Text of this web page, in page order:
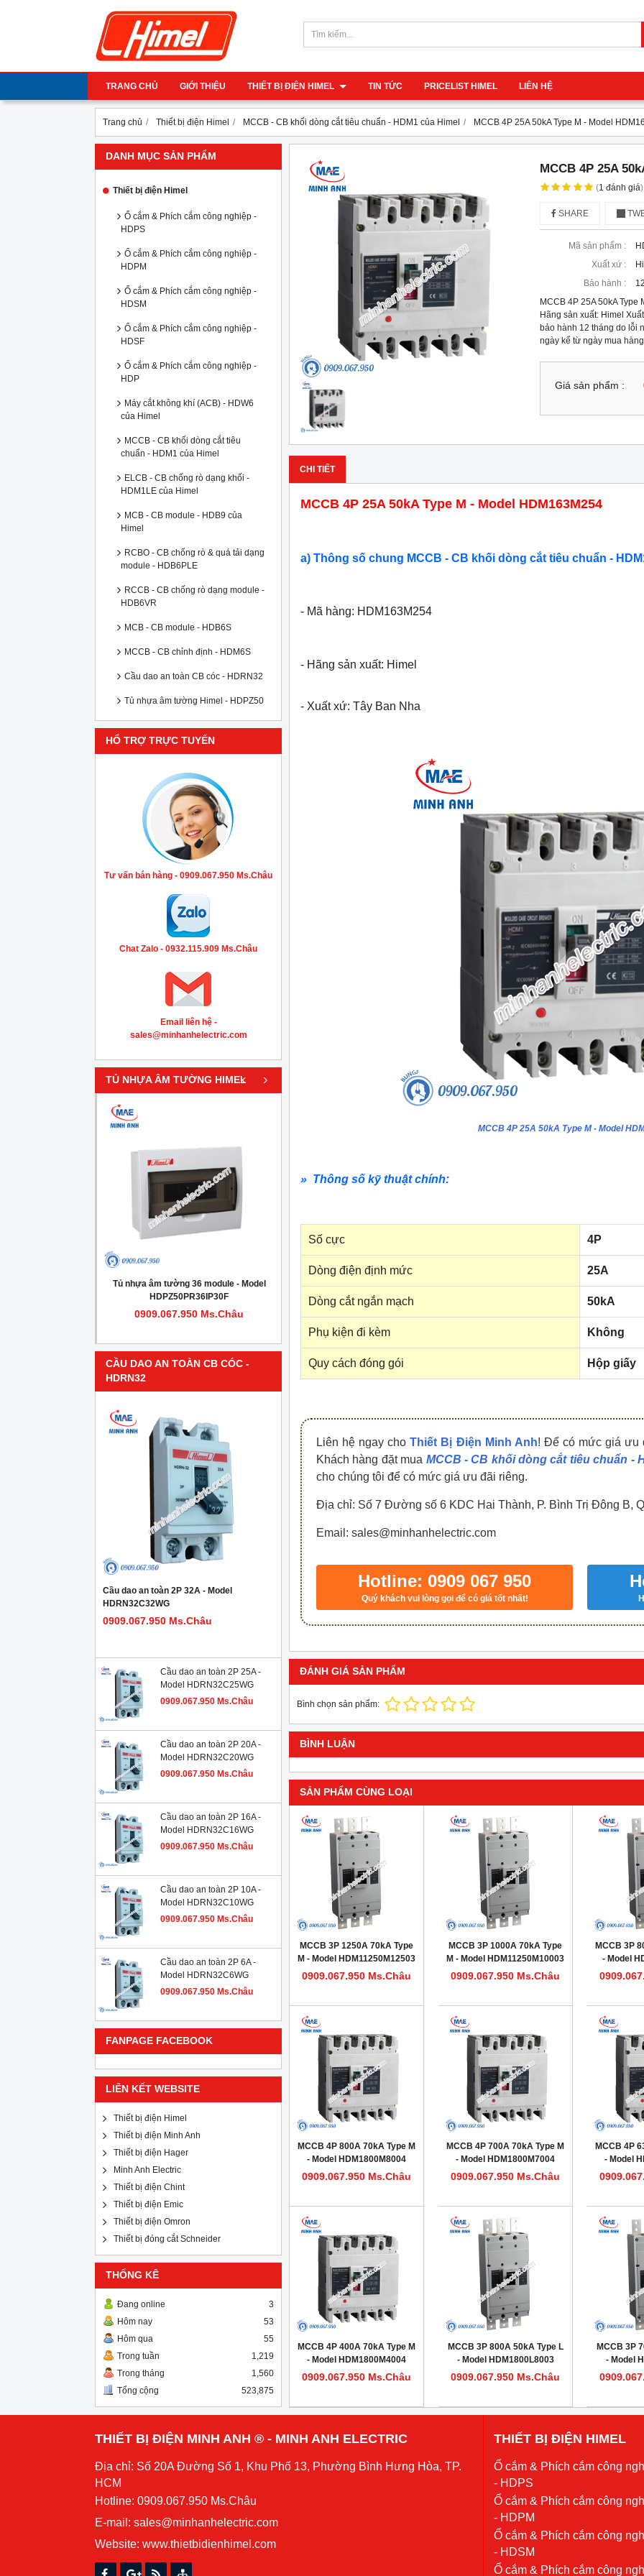
TRANG CHỦ GIỚI THIỆU THIẾT BỊ ĐIỆN HIMEL TIN TỨC PRICELIST HIMEL LIÊN HỆ
Trang chủ Thiết bị điện Himel MCCB - CB khối dòng cắt tiêu chuẩn - HDM1 của Himel MCCB 4P 25A 50kA Type M - Model
DANH MỤC SẢN PHẨM
Thiết bị điện Himel
Ổ cắm & Phích cắm công nghiệp -
HDPS
Ổ cắm & Phích cắm công nghiệp -
HDPM
Ổ cắm & Phích cắm công nghiệp -
HDSM
Ổ cắm & Phích cắm công nghiệp -
HDSF
Ổ cắm & Phích cắm công nghiệp -
HDP
Máy cắt không khí (ACB) - HDW6
của Himel
MCCB - CB khối dòng cắt tiêu
chuẩn - HDM1 của Himel
ELCB - CB chống rò dạng khối -
HDM1LE của Himel
MCB - CB module - HDB9 của
Himel
RCBO - CB chống rò & quá tải dạng
module - HDB6PLE
RCCB - CB chống rò dạng module -
HDB6VR
MCB - CB module - HDB6S
MCCB - CB chỉnh định - HDM6S
Cầu dao an toàn CB cóc - HDRN32
Tủ nhựa âm tường Himel - HDPZ50
HỔ TRỢ TRỰC TUYẾN
Tư vấn bán hàng - 0909.067.950 Ms.Châu
Chat Zalo - 0932.115.909 Ms.Châu
Email liên hệ -
sales@minhanhelectric.com
TỦ NHỰA ÂM TƯỜNG HIMEL
Tủ nhựa âm tường 36 module - Model
HDPZ50PR36IP30F
0909.067.950 Ms.Châu
Tủ nhựa âm tường 24 module - Model
HDPZ50PR24IP30F
0909.067.950 Ms.Châu
Tủ nhựa âm tường 18 module - Model
HDPZ50PR18IP30F
0909.067.950 Ms.Châu
‹ ›
CẦU DAO AN TOÀN CB CÓC -
HDRN32
Cầu dao an toàn 2P 32A - Model
HDRN32C32WG
0909.067.950 Ms.Châu
Cầu dao an toàn 2P 25A -
Model HDRN32C25WG
0909.067.950 Ms.Châu
Cầu dao an toàn 2P 20A -
Model HDRN32C20WG
0909.067.950 Ms.Châu
Cầu dao an toàn 2P 16A -
Model HDRN32C16WG
0909.067.950 Ms.Châu
Cầu dao an toàn 2P 10A -
Model HDRN32C10WG
0909.067.950 Ms.Châu
Cầu dao an toàn 2P 6A -
Model HDRN32C6WG
0909.067.950 Ms.Châu
FANPAGE FACEBOOK
LIÊN KẾT WEBSITE
Thiết bị điện Himel
Thiết bị điện Minh Anh
Thiết bị điện Hager
Minh Anh Electric
Thiết bị điện Chint
Thiết bị điện Emic
Thiết bị điện Omron
Thiết bị đóng cắt Schneider
THỐNG KÊ
Đang online
3
Hôm nay
53
Hôm qua
55
Trong tuần
1,219
Trong tháng
1,560
Tổng cộng
523,875
MCCB 4P 25A
(1đánh giá)
SHARE
Mã sản phẩm :
Xuất xứ :
Bảo hành :
MCCB 4P 25A 50kA
Hãng sản xuất: Himel
bảo hành 12 tháng do lỗi
ngày kể từ ngày mua
Giá sản phẩm :
CHI TIẾT
MCCB 4P 25A 50kA Type M - Model HDM163M254
a) Thông số chung MCCB - CB khối dòng cắt tiêu chuẩn -
- Mã hàng: HDM163M254
- Hãng sản xuất: Himel
- Xuất xứ: Tây Ban Nha
MCCB 4P 25A 50kA Type M - Model
» Thông số kỹ thuật chính:
Số cực 4P
Dòng điện định mức 25A
Dòng cắt ngắn mạch 50kA
Phụ kiện đi kèm Không
Quy cách đóng gói Hộp giấy
Liên hệ ngay choThiết Bị Điện Minh Anh! Để có mức giá ưu
Khách hàng đặt mua MCCB - CB khối dòng cắt tiêu chuẩn -
cho chúng tôi để có mức giá ưu đãi riêng.
Địa chỉ: Số 7 Đường số 6 KDC Hai Thành, P. Bình Trị Đông B,
Email: sales@minhanhelectric.com
Hotline: 0909 067 950
Quý khách vui lòng gọi để có giá tốt nhất!
ĐÁNH GIÁ SẢN PHẨM
Bình chọn sản phẩm:
BÌNH LUẬN
SẢN PHẨM CÙNG LOẠI
MCCB 3P 1250A 70kA Type
M - Model HDM11250M12503
0909.067.950 Ms.Châu
MCCB 3P 1000A 70kA Type
M - Model HDM11250M10003
0909.067.950 Ms.Châu
MCCB 3P
- Model
MCCB 4P 800A 70kA Type M
- Model HDM1800M8004
0909.067.950 Ms.Châu
MCCB 4P 700A 70kA Type M
- Model HDM1800M7004
0909.067.950 Ms.Châu
MCCB 4P
- Model
MCCB 4P 400A 70kA Type M
- Model HDM1800M4004
0909.067.950 Ms.Châu
MCCB 3P 800A 50kA Type L
- Model HDM1800L8003
0909.067.950 Ms.Châu
MCCB 3P
- Model
THIẾT BỊ ĐIỆN MINH ANH ® - MINH ANH ELECTRIC
Địa chỉ: Số 20A Đường Số 1, Khu Phố 13, Phường Bình Hưng Hòa, TP.
HCM
Hotline: 0909.067.950 Ms.Châu
E-mail: sales@minhanhelectric.com
Website: www.thietbidienhimel.com
THIẾT BỊ ĐIỆN HIMEL
Ổ cắm & Phích cắm công
- HDPS
Ổ cắm & Phích cắm công
- HDPM
Ổ cắm & Phích cắm công
- HDSM
Ổ cắm & Phích cắm công